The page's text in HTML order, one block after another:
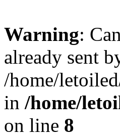
Warning:
already sent
/home/
in /home/
on line 8